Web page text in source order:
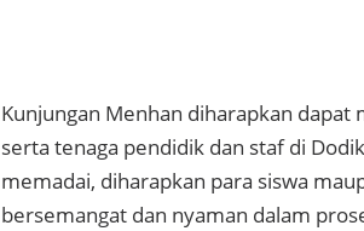
Kunjungan Menhan diharapkan
serta tenaga pendidik dan staf di
memadai, diharapkan para siswa
bersemangat dan nyaman dalam